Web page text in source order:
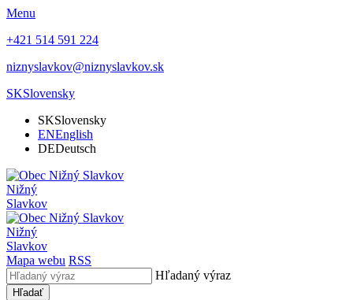
Menu
+421 514 591 224
niznyslavkov@niznyslavkov.sk
SKSlovensky
SKSlovensky
ENEnglish
DEDeutsch
Nižný
Slavkov
Nižný
Slavkov
Mapa webu RSS
Hľadaný výraz
Hľadať